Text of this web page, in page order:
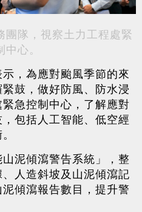
團隊，視察土力工程處緊
心。
，為應對颱風季節的來
鼓，做好防風、防水浸
急控制中心，了解應對
包括人工智能、低空經
泥傾瀉警告系統」，整
人造斜坡及山泥傾瀉記
傾瀉報告數目，提升警